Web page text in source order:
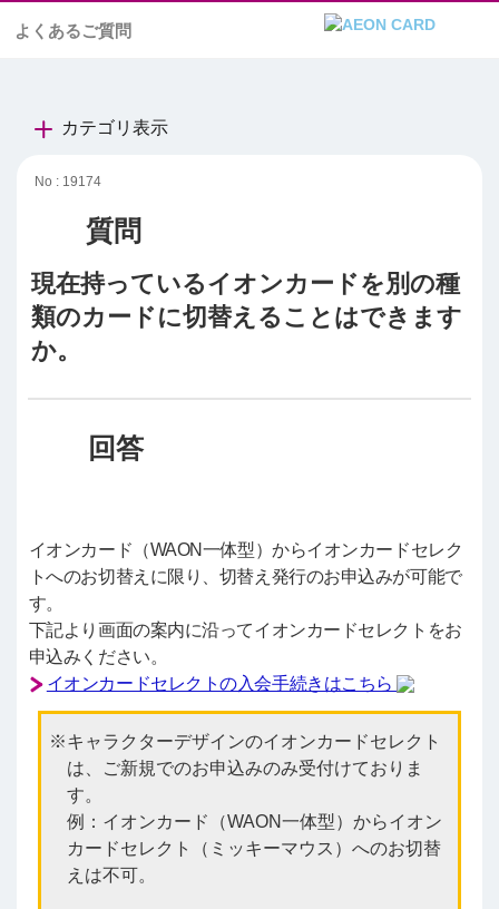
よくあるご質問
カテゴリ表示
No : 19174
現在持っているイオンカードを別の種
類のカードに切替えることはできます
か。
イオンカード（WAON一体型）からイオンカードセレク
トへのお切替えに限り、切替え発行のお申込みが可能で
す。
下記より画面の案内に沿ってイオンカードセレクトをお
申込みください。
イオンカードセレクトの入会手続きはこちら
キャラクターデザインのイオンカードセレクト
は、ご新規でのお申込みのみ受付けておりま
す。
例：イオンカード（WAON一体型）からイオン
カードセレクト（ミッキーマウス）へのお切替
えは不可。